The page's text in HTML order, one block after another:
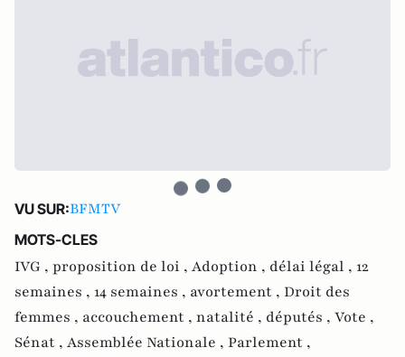
VU SUR:BFMTV
MOTS-CLES
IVG , proposition de loi , Adoption , délai légal , 12
semaines , 14 semaines , avortement , Droit des
femmes , accouchement , natalité , députés , Vote ,
Sénat , Assemblée Nationale , Parlement ,